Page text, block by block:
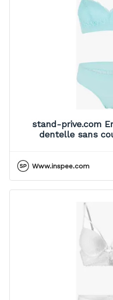
stand-prive.com
dentelle sans
Www.inspee.com